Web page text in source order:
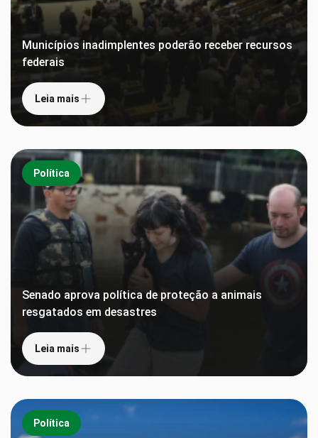
Municípios inadimplentes poderão receber recursos
federais
Leia mais
Política
Senado aprova política de proteção a animais
resgatados em desastres
Leia mais
Política